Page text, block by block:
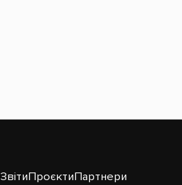
ЗвітиПроєктиПартнери